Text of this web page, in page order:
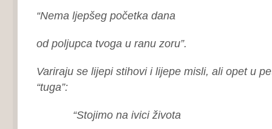
“Nema ljepšeg početka dana
od poljupca tvoga u ranu zoru”.
Variraju se lijepi stihovi i lijepe misli, ali opet u
“tuga”:
“Stojimo na ivici života